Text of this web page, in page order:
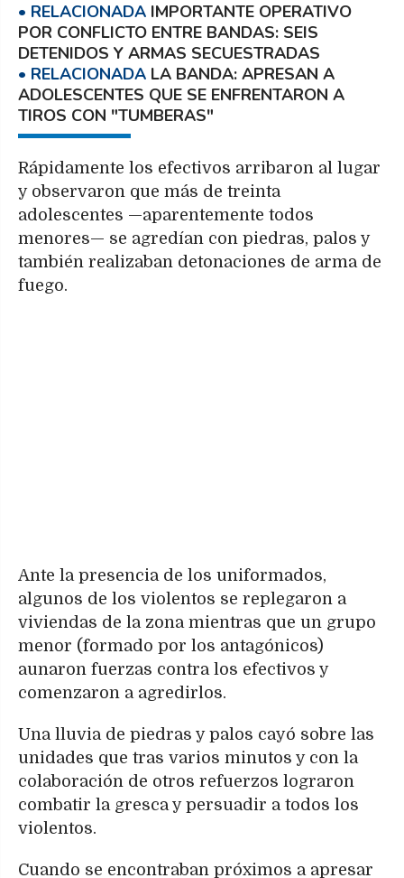
IMPORTANTE OPERATIVO
POR CONFLICTO ENTRE BANDAS: SEIS
DETENIDOS Y ARMAS SECUESTRADAS
LA BANDA: APRESAN A
ADOLESCENTES QUE SE ENFRENTARON A
TIROS CON "TUMBERAS"
Rápidamente los efectivos arribaron al lugar
y observaron que más de treinta
adolescentes —aparentemente todos
menores— se agredían con piedras, palos y
también realizaban detonaciones de arma de
fuego.
Ante la presencia de los uniformados,
algunos de los violentos se replegaron a
viviendas de la zona mientras que un grupo
menor (formado por los antagónicos)
aunaron fuerzas contra los efectivos y
comenzaron a agredirlos.
Una lluvia de piedras y palos cayó sobre las
unidades que tras varios minutos y con la
colaboración de otros refuerzos lograron
combatir la gresca y persuadir a todos los
violentos.
Cuando se encontraban próximos a apresar